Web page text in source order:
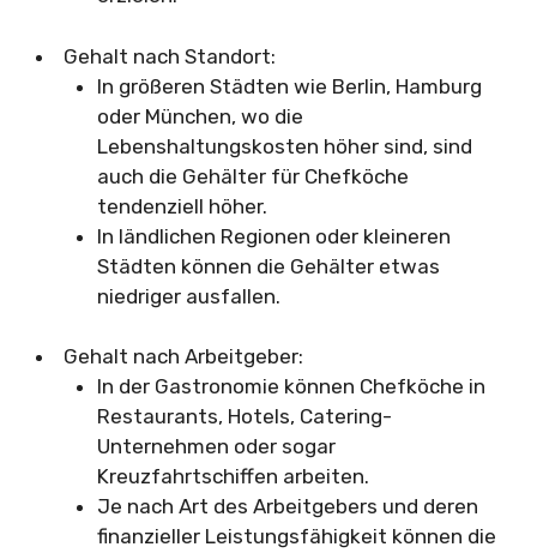
Gehalt nach Standort:
In größeren Städten wie Berlin, Hamburg
oder München, wo die
Lebenshaltungskosten höher sind, sind
auch die Gehälter für Chefköche
tendenziell höher.
In ländlichen Regionen oder kleineren
Städten können die Gehälter etwas
niedriger ausfallen.
Gehalt nach Arbeitgeber:
In der Gastronomie können Chefköche in
Restaurants, Hotels, Catering-
Unternehmen oder sogar
Kreuzfahrtschiffen arbeiten.
Je nach Art des Arbeitgebers und deren
finanzieller Leistungsfähigkeit können die